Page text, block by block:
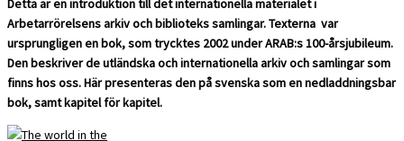
Detta är en introduktion till det internationella materialet i
Arbetarrörelsens arkiv och biblioteks samlingar. Texterna var
ursprungligen en bok, som trycktes 2002 under ARAB:s 100-årsjubileum.
Den beskriver de utländska och internationella arkiv och samlingar som
finns hos oss. Här presenteras den på svenska som en nedladdningsbar
bok, samt kapitel för kapitel.